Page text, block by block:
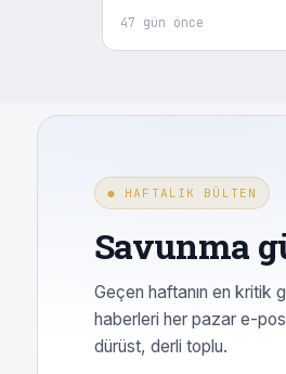
47 gün önce
● HAFTALIK BÜLTEN
Savunma
Geçen haftanın en kritik
haberleri her pazar e-
dürüst, derli toplu.